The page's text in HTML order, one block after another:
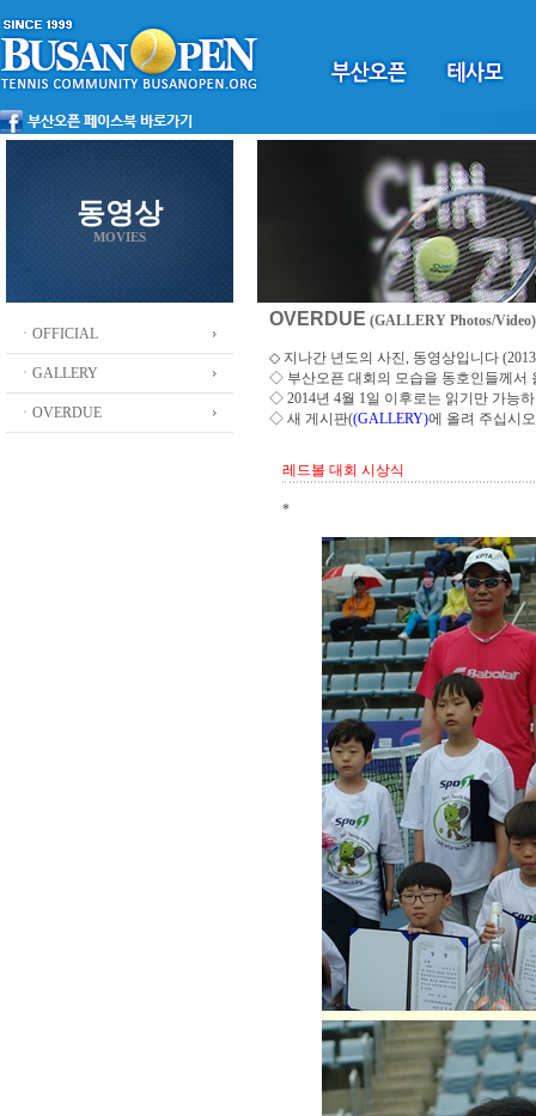
동영상
MOVIES
ㆍOFFICIAL
ㆍGALLERY
ㆍOVERDUE
OVERDUE (GALLERY Photos/Video)
◇ 지나간 년도의 사진, 동영상입니다
◇ 부산오픈 대회의 모습을 동호인들께서
◇ 2014년 4월 1일 이후로는 읽기만 가능
◇ 새 게시판((GALLERY)에 올려 주십시오
레드볼 대회 시상식
*